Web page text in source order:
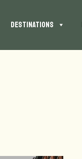
DESTINATIONS